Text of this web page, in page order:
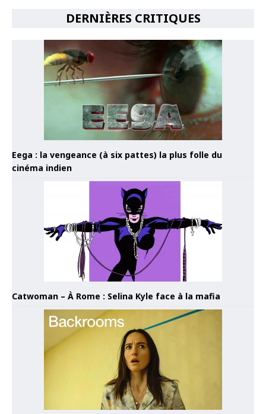
DERNIÈRES CRITIQUES
Eega : la vengeance (à six pattes) la plus folle du
cinéma indien
Catwoman – À Rome : Selina Kyle face à la mafia